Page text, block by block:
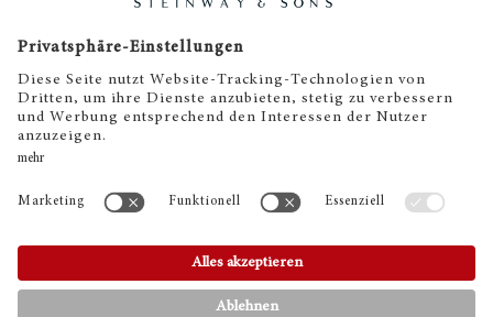
Impressum
Haftungsausschluss
Cookie Zustimmung